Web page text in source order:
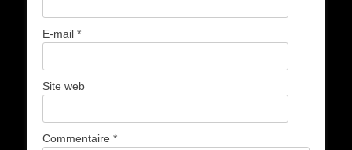
E-mail *
Site web
Commentaire *